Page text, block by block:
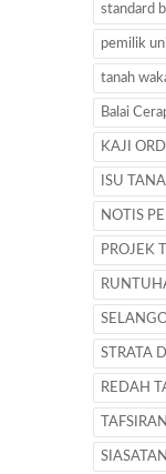
standard
pemilik
tanah
Balai
KAJI
ISU
NOTIS
PROJEK
STRATA
REDAH